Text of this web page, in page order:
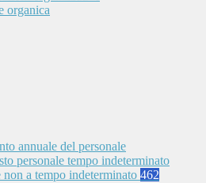
organica
annuale del personale
personale tempo indeterminato
non a tempo indeterminato 462